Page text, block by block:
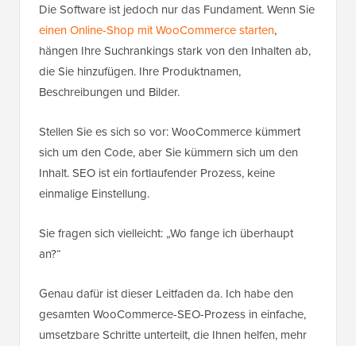
Die Software ist jedoch nur das Fundament. Wenn Sie
einen Online-Shop mit WooCommerce starten,
hängen Ihre Suchrankings stark von den Inhalten ab,
die Sie hinzufügen. Ihre Produktnamen,
Beschreibungen und Bilder.
Stellen Sie es sich so vor: WooCommerce kümmert
sich um den Code, aber Sie kümmern sich um den
Inhalt. SEO ist ein fortlaufender Prozess, keine
einmalige Einstellung.
Sie fragen sich vielleicht: „Wo fange ich überhaupt
an?“
Genau dafür ist dieser Leitfaden da. Ich habe den
gesamten WooCommerce-SEO-Prozess in einfache,
umsetzbare Schritte unterteilt, die Ihnen helfen, mehr